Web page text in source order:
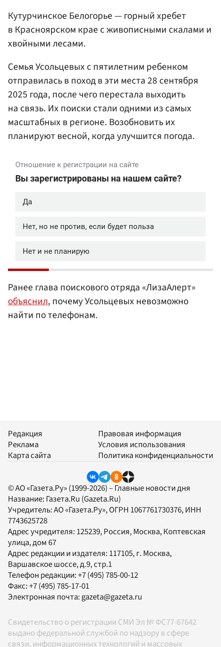
Кутурчинское Белогорье — горный хребет
в Красноярском крае с живописными скалами и
хвойными лесами.
Семья Усольцевых с пятилетним ребенком
отправилась в поход в эти места 28 сентября
2025 года, после чего перестала выходить
на связь. Их поиски стали одними из самых
масштабных в регионе. Возобновить их
планируют весной, когда улучшится погода.
Ранее глава поискового отряда «ЛизаАлерт»
объяснил, почему Усольцевых невозможно
найти по телефонам.
Редакция
Реклама
Карта сайта
Правовая информация
Условия использования
Политика конфиденциальности
© АО «Газета.Ру» (1999-2026) – Главные новости дня
Название: Газета.Ru (Gazeta.Ru)
Учредитель:АО «Газета.Ру», ОГРН 1067761730376, ИНН
7743625728
Адрес учредителя: 125239, Россия, Москва, Коптевская
улица, дом 67
Адрес редакции и издателя: 117105, г. Москва,
Варшавское шоссе, д.9, стр.1
Телефон редакции:+7 (495) 785-00-12
Факс:+7 (495) 785-17-01
Электронная почта: gazeta@gazeta.ru
Свидетельство о регистрации СМИ Эл № ФС77-67642
выдано федеральной службой по надзору в сфере
связи, информационных технологий и массовых